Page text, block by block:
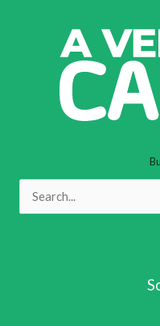
Pesquisar